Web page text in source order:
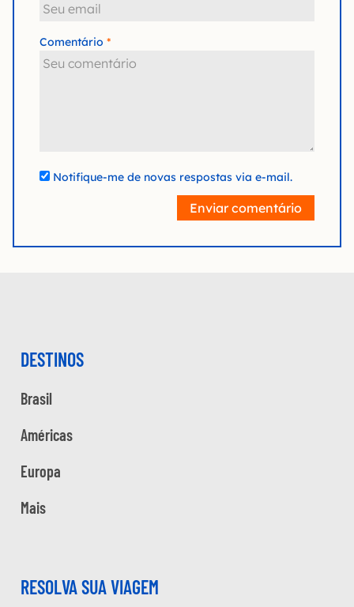
Comentário
Notifique-me de novas respostas via e-mail.
Enviar comentário
DESTINOS
Brasil
Américas
Europa
Mais
RESOLVA SUA VIAGEM